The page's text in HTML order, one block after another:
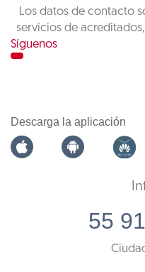
Los datos de contacto
servicios de
Síguenos
Descarga la aplicación
55